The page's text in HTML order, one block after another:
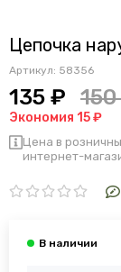
Цепочка
Артикул: 58356
135 ₽
Экономия 15 ₽
Цена в
интернет-